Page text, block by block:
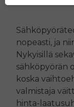
nopeasti, ja
Nykyisillä
sähköpyörän
koska
valmistaja
hinta-